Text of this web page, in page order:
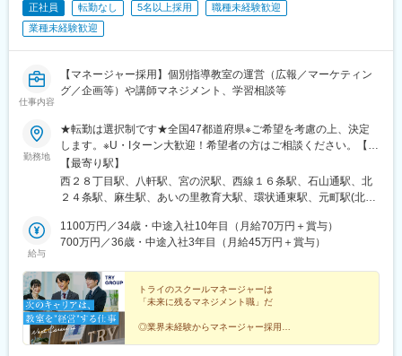
駅、西黒崎駅、伊賀駅、香椎宮前駅、箱崎宮前駅、市役所駅(長崎
県)、本妙寺入口駅、涙橋駅
駅、茨木駅、枚方市駅、放出駅、四条畷駅、住道駅、千林大宮
駅、天王寺駅前駅、大阪上本町駅、新石切駅、平野駅(地下鉄)、鳳
営)、西院駅(阪急線)、宇治駅(奈良線)、新田辺駅、松井山手駅、彦
根駅、大和八木駅、大元駅、高島駅(岡山県)、米子駅、山口駅(山
河戸帆待川駅、大原駅(広島県)、西広島駅、西高屋駅、西条駅(広
島県)、呉駅、三原駅、瓦町駅、栗林公園駅、佐古駅、横河原駅、
デンテツターミナルビル前駅、下曽根駅、九州工大前駅、戸畑
駅、平和通駅、城野駅(日豊本線)、徳力公団前駅、黒崎駅前駅、折
尾駅、永犬丸駅、長者原駅、酒殿駅、福工大前駅、香椎花園前
駅、千早駅、箱崎駅、唐津駅、諏訪神社駅、肥前古賀駅、光の森
駅、肥後大津駅、県立体育館前駅、郡元・南駅、谷山駅(鹿児島市
電)、上塩屋駅、滝尾駅、南宮崎駅、浦添前田駅、竜王駅、円山公
駅、さいたま新都心駅、京成成田駅、京成八幡駅、新津田沼駅、
船橋駅、京成西船駅、千葉中央駅、千石駅、富士見台駅、勝どき
駅、亀戸水神駅、曳舟駅、田原町駅(東京都)、西太子堂駅、下落合
駅、京急鶴見駅、南富山駅前駅、たけふ新駅、入江岡駅、中村日
赤駅、東別院駅、名鉄一宮駅、平安通駅、徳重駅、千林駅、天王
正社員 転勤なし 5名以上採用
職種未経験歓迎
業種未経験歓迎
仕事内容
【マネージャー採用】個別指導教室の運営（広報／マーケティン
グ／企画等）や講師マネジメント、学習相談等
勤務地
★転勤は選択制です★全国47都道府県※ご希望を考慮の上、決定
します。※U・Iターン大歓迎！希望者の方はご相談ください。【募
集エリア】全国47都道府県■北海道・東北■北海道・青森県・岩手
県・宮城県・秋田県・山形県・福島県■北陸・甲信越■新潟県・富
山県・石川県・福井県・山梨県・長野県■関東■東京都・茨城県・
県・愛知県・三重県■関西■京都府・大阪府・滋賀県・兵庫県・奈
良県・和歌山県■中国■鳥取県・島根県・岡山県・広島県・山口県
長崎県・大分県・熊本県・宮崎県・鹿児島県・沖縄県【受動喫煙
対策】教室内全面禁煙【あなたの好きな街で働けます】全国どこ
でも、あなたの好きな街で働けます。また、転勤は「希望制」で
す。「地域限定社員」として、都道府県をまたぐ転勤がない働き
方も選べるため、あなたの理想のライフスタイルに合った働き方
【最寄り駅】
西２８丁目駅、八軒駅、宮の沢駅、西線１６条駅、石山通駅、北
２４条駅、麻生駅、あいの里教育大駅、環状通東駅、元町駅(北海
丁駅、長町南駅、富沢駅、南仙台駅、古川駅、筒井駅(青森県)、上
盛岡駅、秋田駅、山形駅、郡山駅(福島県)、研究学園駅、土浦駅、
駅、熊谷駅、北与野駅、せんげん台駅、稲毛海岸駅、成田駅、本
八幡駅(都営線)、行徳駅、津田沼駅、京成船橋駅、西船橋駅、葭川
公園駅、目白駅、巣鴨駅、中村橋駅、大泉学園駅、荻窪駅、茗荷
谷駅、月島駅、亀戸駅、京成曳舟駅、船堀駅、浅草駅(ＴＸ)、綾瀬
駅、北千住駅、葛西駅、西葛西駅、三軒茶屋駅、高田馬場駅、辻
給与
1100万円／34歳・中途入社10年目（月給70万円＋賞与）
700万円／36歳・中途入社3年目（月給45万円＋賞与）
トライのスクールマネージャーは
「未来に残るマネジメント職」だ
◎業界未経験からマネージャー採用